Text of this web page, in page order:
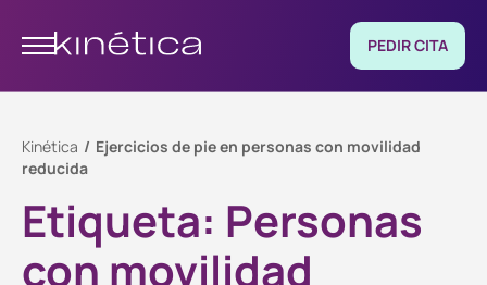
PEDIR CITA
Kinética
Ejercicios de pie en personas con movilidad
reducida
Etiqueta: Personas
con movilidad